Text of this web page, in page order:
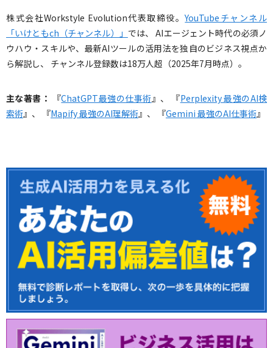
株式会社Workstyle Evolution代表取締役。YouTubeチャンネル
「いけともch（チャンネル）」 では、 AIエージェント時代の必須ノ
ウハウ・スキルや、最新AIツールの活用法を独自のビジネス視点か
ら解説し、 チャンネル登録数は18万人超（2025年7月時点）。
主な著書： 『ChatGPT最強の仕事術 』、 『Perplexity 最強のAI検
索術』、 『Mapify 最強のAI理解術』、 『Gemini 最強のAI仕事術』